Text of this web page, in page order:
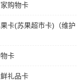
购物卡
卡(苏果超市卡)（维护
卡
礼品卡